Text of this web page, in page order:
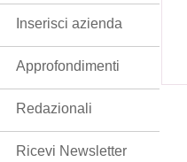
Inserisci azienda
Approfondimenti
Redazionali
Ricevi Newsletter